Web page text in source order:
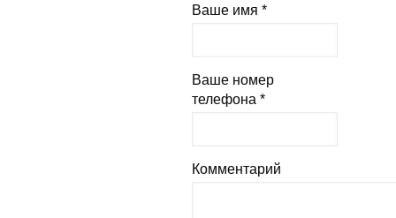
Комментарий
Ваше имя *
Ваше номер
телефона *